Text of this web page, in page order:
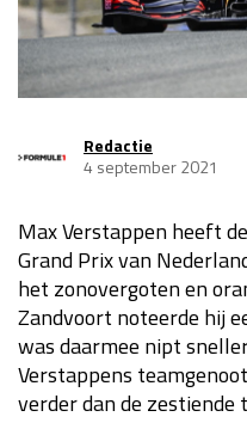
Race
Kwalificatie
Race
GP MEXICO 2026
Kwalificatie
Race
Redactie
4 september 2021
Max Verstappen heeft
Grand Prix van
het zonovergoten en
Zandvoort noteerde hij
was daarmee nipt
Verstappens
verder dan de zestiende